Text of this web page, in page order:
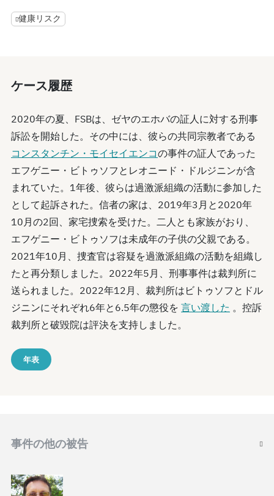
健康リスク
ケース履歴
2020年の夏、FSBは、ゼヤのエホバの証人に対する刑事
訴訟を開始した。その中には、彼らの共同宗教者である
コンスタンチン・モイセイエンコの事件の証人であった
エフゲニー・ビトゥソフとレオニード・ドルジニンが含
まれていた。1年後、彼らは過激派組織の活動に参加した
として起訴された。信者の家は、2019年3月と2020年
10月の2回、家宅捜索を受けた。二人とも家族がおり、
エフゲニー・ビトゥソフは未成年の子供の父親である。
2021年10月、捜査官は容疑を過激派組織の活動を組織し
たと再分類しました。2022年5月、刑事事件は裁判所に
送られました。2022年12月、裁判所はビトゥソフとドル
ジニンにそれぞれ6年と6.5年の懲役を 言い渡した 。控訴
裁判所と破毀院は評決を支持しました。
年表
事件の他の被告